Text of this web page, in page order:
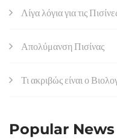
Λίγα λόγια για τις
Απολύμανση Πισίνας
Τι ακριβώς είναι ο
Popular News